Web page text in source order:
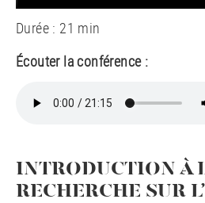
Durée : 21 min
Écouter la conférence :
INTRODUCTION À
RECHERCHE SUR